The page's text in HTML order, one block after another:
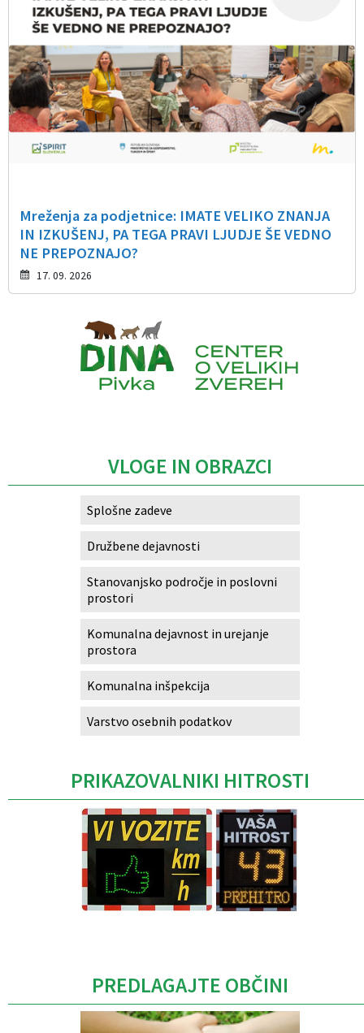
Mreženja za podjetnice: IMATE VELIKO ZNANJA
IN IZKUŠENJ, PA TEGA PRAVI LJUDJE ŠE VEDNO
NE PREPOZNAJO?
17. 09. 2026
VLOGE IN OBRAZCI
Splošne zadeve
Družbene dejavnosti
Stanovanjsko področje in poslovni
prostori
Komunalna dejavnost in urejanje
prostora
Komunalna inšpekcija
Varstvo osebnih podatkov
PRIKAZOVALNIKI HITROSTI
PREDLAGAJTE OBČINI